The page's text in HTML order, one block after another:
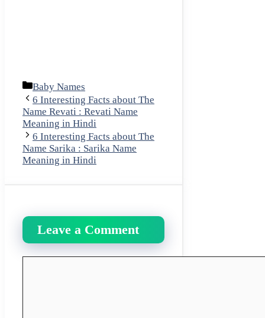
Categories
Baby Names
6 Interesting Facts about The
Name Revati : Revati Name
Meaning in Hindi
6 Interesting Facts about The
Name Sarika : Sarika Name
Meaning in Hindi
Leave a Comment